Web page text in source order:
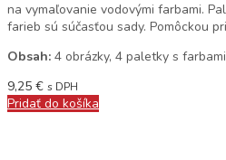
na vymaľovanie vodovými farbami.
farieb sú súčasťou sady. Pomôckou
Obsah: 4 obrázky, 4 paletky s
9,25 € s DPH
Pridať do košíka